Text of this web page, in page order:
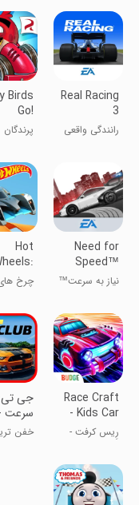
Real Racing
3
رانندگی واقعی
Birds
Go!
پرندگان
Need for
Speed™
Most
Wanted
نیاز به سرعت™
Hot
Off
چرخ
Race Craft
- Kids Car
Games
رِیس کرفت -
ماشین‌سواری
کودکان
‏جی
سرعت
ماشین
خفن